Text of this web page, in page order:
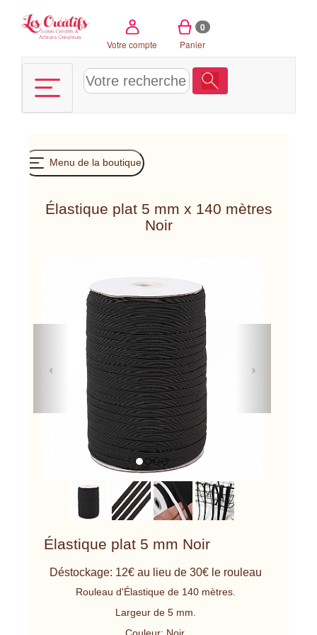
Votre compte
0
Panier
Menu de la boutique
Élastique plat 5 mm x 140 mètres
Noir
Previous
Élastique plat 5 mm Noir
Déstockage: 12€ au lieu de 30€ le rouleau
Rouleau d'Élastique de 140 mètres.
Largeur de 5 mm.
Couleur: Noir.